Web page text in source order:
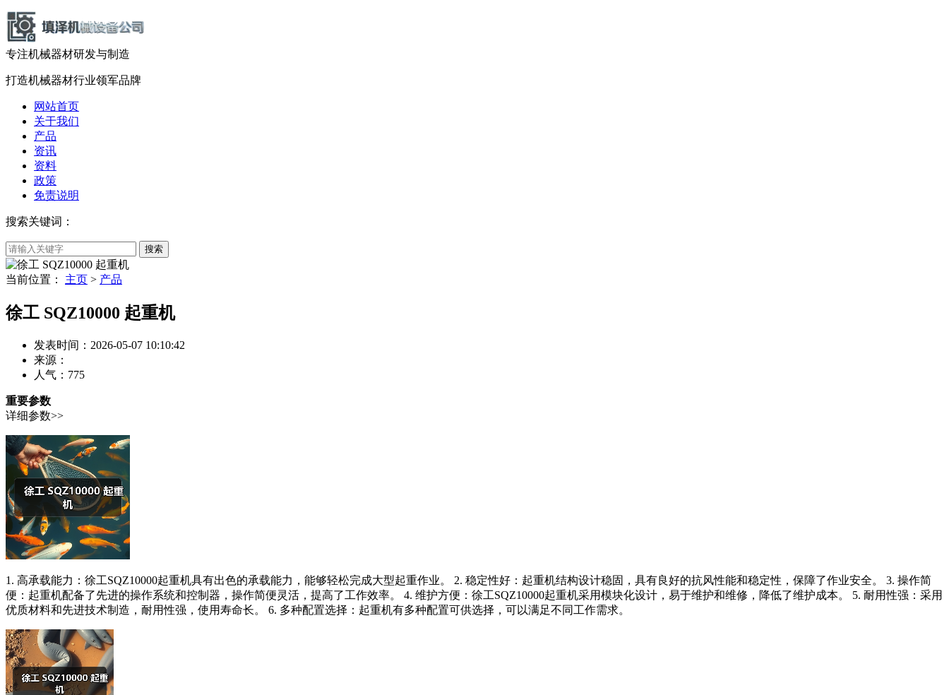
专注机械器材研发与制造
打造机械器材行业领军品牌
网站首页
关于我们
产品
资讯
资料
政策
免责说明
搜索关键词：
当前位置： 主页 > 产品
徐工 SQZ10000 起重机
发表时间：2026-05-07 10:10:42
来源：
人气： 775
重要参数
详细参数>>
1. 高承载能力：徐工SQZ10000起重机具有出色的承载能力，能够轻松完成大型起重作业。 2. 稳定性好：起重机结构设计稳固，具有良好的抗风性能和稳定性，保障了作业安全。 3. 操作简
便：起重机配备了先进的操作系统和控制器，操作简便灵活，提高了工作效率。 4. 维护方便：徐工SQZ10000起重机采用模块化设计，易于维护和维修，降低了维护成本。 5. 耐用性强：采用
优质材料和先进技术制造，耐用性强，使用寿命长。 6. 多种配置选择：起重机有多种配置可供选择，可以满足不同工作需求。